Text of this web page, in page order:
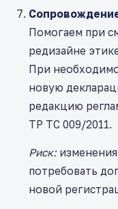
Помогаем при
редизайне
При
новую
редакцию
ТР ТС 009/2011.
Риск:изменения
потребовать
новой